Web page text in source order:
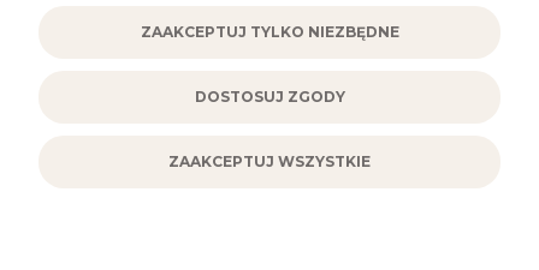
ZAAKCEPTUJ TYLKO NIEZBĘDNE
DOSTOSUJ ZGODY
ZAAKCEPTUJ WSZYSTKIE